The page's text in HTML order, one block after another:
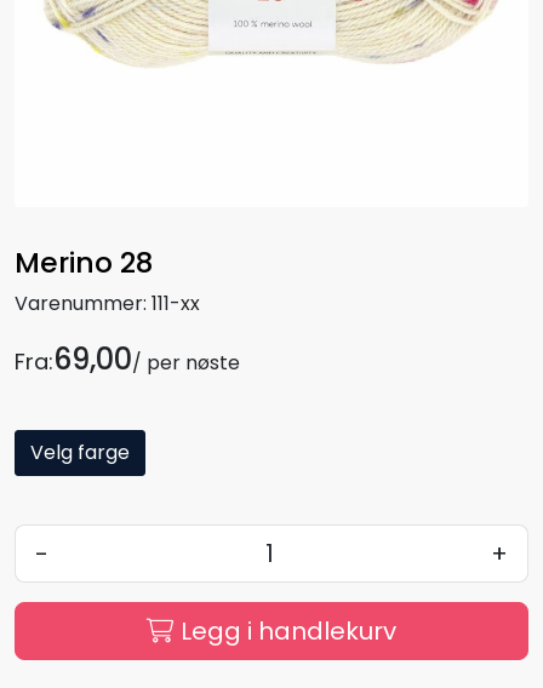
Merino 28
Varenummer: 111-xx
Fra:69,00/ per nøste
Velg farge
- +
Legg i handlekurv